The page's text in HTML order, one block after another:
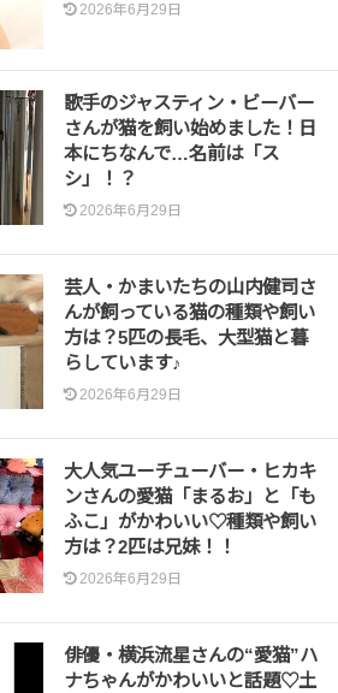
2026年6月29日
歌手のジャスティン・ビーバー
さんが猫を飼い始めました！日
本にちなんで…名前は「ス
シ」！？
2026年6月29日
芸人・かまいたちの山内健司さ
んが飼っている猫の種類や飼い
方は？5匹の長毛、大型猫と暮
らしています♪
2026年6月29日
大人気ユーチューバー・ヒカキ
ンさんの愛猫「まるお」と「も
ふこ」がかわいい♡種類や飼い
方は？2匹は兄妹！！
2026年6月29日
俳優・横浜流星さんの“愛猫”ハ
ナちゃんがかわいいと話題♡土